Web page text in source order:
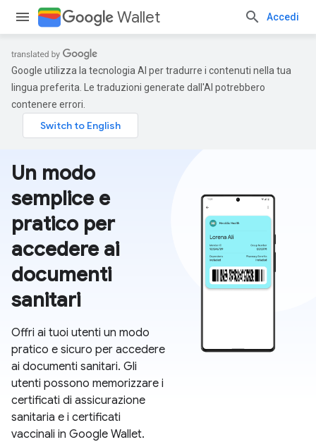
Wallet Accedi
Google utilizza la tecnologia AI per tradurre i contenuti nella tua
lingua preferita. Le traduzioni generate dall'AI potrebbero
contenere errori.
Un modo
semplice e
pratico per
accedere ai
documenti
sanitari
Offri ai tuoi utenti un modo
pratico e sicuro per accedere
ai documenti sanitari. Gli
utenti possono memorizzare i
certificati di assicurazione
sanitaria e i certificati
vaccinali in Google Wallet.